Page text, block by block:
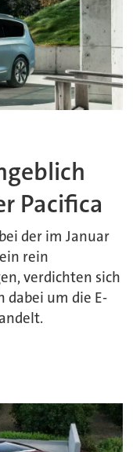
Pacifica
der im Januar
rein
verdichten sich
dabei um die E-